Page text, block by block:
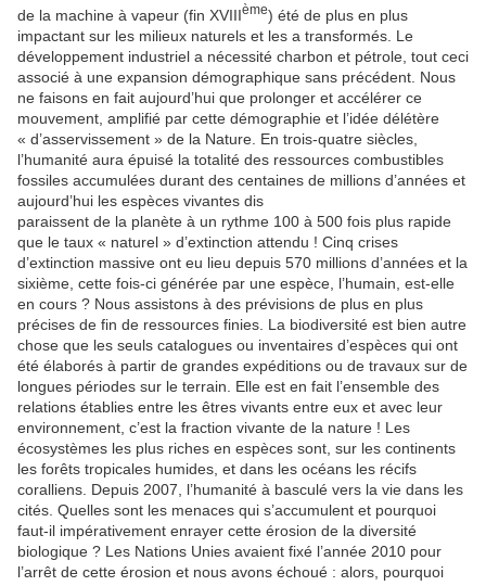
de la machine à vapeur (fin XVIIIème) été de plus en plus
impactant sur les milieux naturels et les a transformés. Le
développement industriel a nécessité charbon et pétrole, tout ceci
associé à une expansion démographique sans précédent. Nous
ne faisons en fait aujourd’hui que prolonger et accélérer ce
mouvement, amplifié par cette démographie et l’idée délétère
« d’asservissement » de la Nature. En trois-quatre siècles,
l’humanité aura épuisé la totalité des ressources combustibles
fossiles accumulées durant des centaines de millions d’années et
aujourd’hui les espèces vivantes dis
paraissent de la planète à un rythme 100 à 500 fois plus rapide
que le taux « naturel » d’extinction attendu ! Cinq crises
d’extinction massive ont eu lieu depuis 570 millions d’années et la
sixième, cette fois-ci générée par une espèce, l’humain, est-elle
en cours ? Nous assistons à des prévisions de plus en plus
précises de fin de ressources finies. La biodiversité est bien autre
chose que les seuls catalogues ou inventaires d’espèces qui ont
été élaborés à partir de grandes expéditions ou de travaux sur de
longues périodes sur le terrain. Elle est en fait l’ensemble des
relations établies entre les êtres vivants entre eux et avec leur
environnement, c’est la fraction vivante de la nature ! Les
écosystèmes les plus riches en espèces sont, sur les continents
les forêts tropicales humides, et dans les océans les récifs
coralliens. Depuis 2007, l’humanité à basculé vers la vie dans les
cités. Quelles sont les menaces qui s’accumulent et pourquoi
faut-il impérativement enrayer cette érosion de la diversité
biologique ? Les Nations Unies avaient fixé l’année 2010 pour
l’arrêt de cette érosion et nous avons échoué : alors, pourquoi